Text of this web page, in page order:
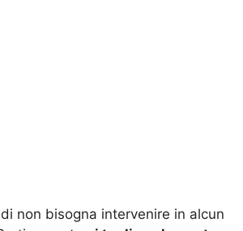
non bisogna intervenire in alcun